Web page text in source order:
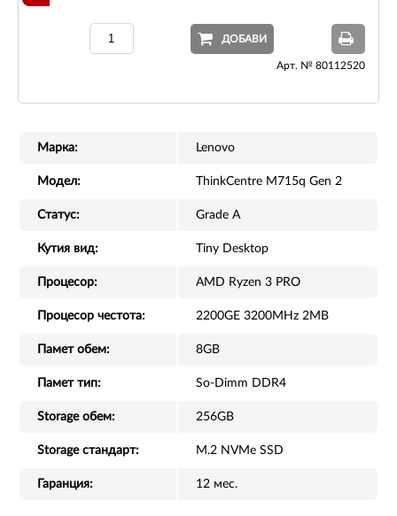
ДОБАВИ
Арт. № 80112520
Марка: Lenovo
Модел: ThinkCentre M715q Gen 2
Статус: Grade A
Кутия вид: Tiny Desktop
Процесор: AMD Ryzen 3 PRO
Процесор честота: 2200GE 3200MHz 2MB
Памет обем: 8GB
Памет тип: So-Dimm DDR4
Storage обем: 256GB
Storage стандарт: M.2 NVMe SSD
Гаранция: 12 мес.